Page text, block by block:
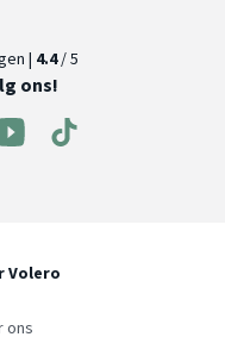
| 4.4/ 5
ons!
Volero
ons